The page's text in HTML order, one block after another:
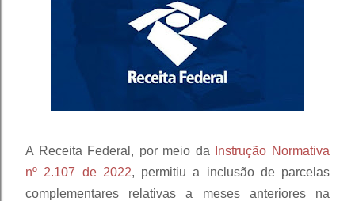
A Receita Federal, por meio da
Instrução Normativa
nº 2.107 de 2022, permitiu a inclusão de parcelas
complementares relativas a meses anteriores na